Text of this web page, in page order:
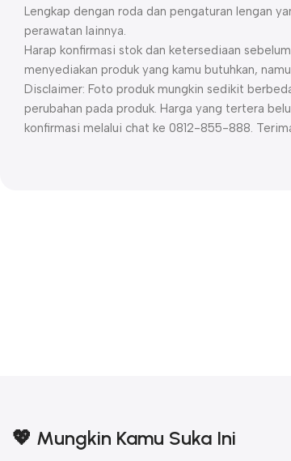
Lengkap dengan roda dan pengaturan lengan
perawatan lainnya.
Harap konfirmasi stok dan ketersediaan
menyediakan produk yang kamu butuhkan,
Disclaimer: Foto produk mungkin sedikit
perubahan pada produk. Harga yang tertera
konfirmasi melalui chat ke 0812-855-888.
💖 Mungkin Kamu Suka Ini